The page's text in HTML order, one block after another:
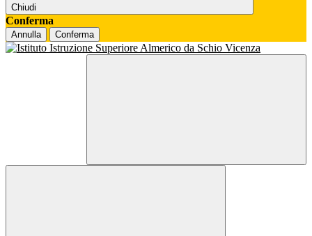
Chiudi
Conferma
Annulla Conferma